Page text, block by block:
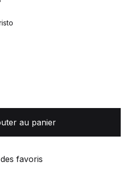
au panier
favoris